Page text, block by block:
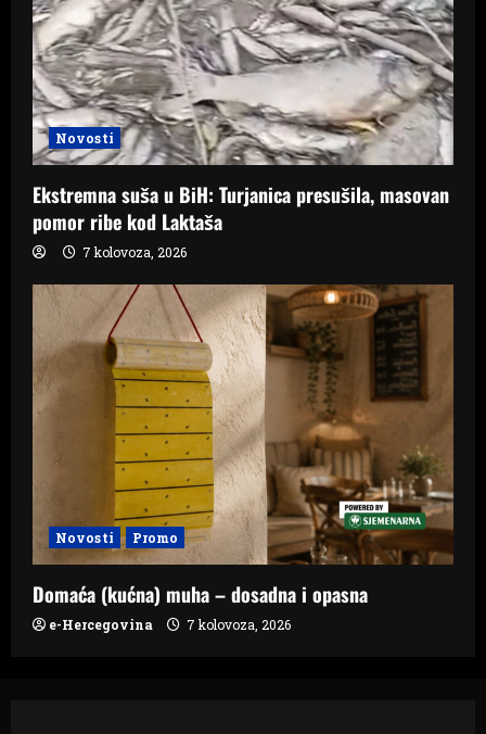
Novosti
Ekstremna suša u BiH: Turjanica presušila, masovan
pomor ribe kod Laktaša
7 kolovoza, 2026
Novosti Promo
Domaća (kućna) muha – dosadna i opasna
e-Hercegovina 7 kolovoza, 2026